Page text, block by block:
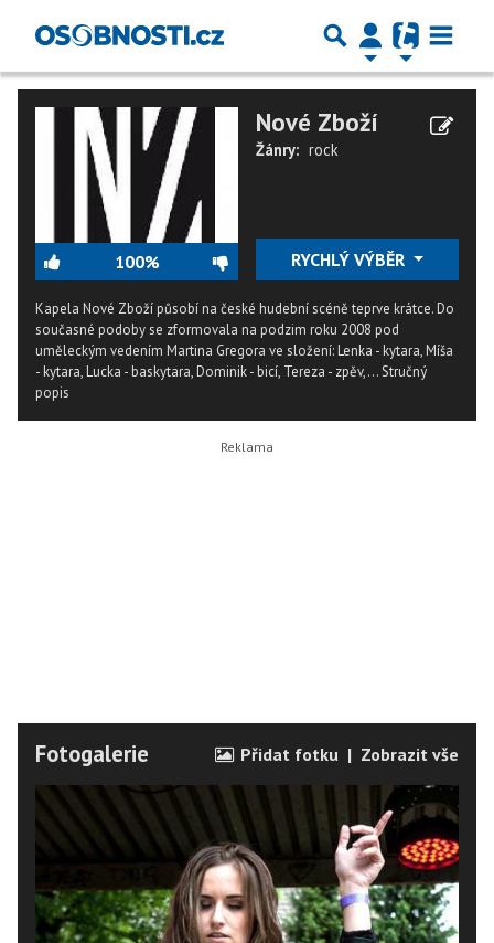
100%
Nové Zboží
Žánry: rock
RYCHLÝ VÝBĚR
Kapela Nové Zboží působí na české hudební scéně teprve krátce. Do
současné podoby se zformovala na podzim roku 2008 pod
uměleckým vedením Martina Gregora ve složení: Lenka - kytara, Míša
- kytara, Lucka - baskytara, Dominik - bicí, Tereza - zpěv,...Stručný
popis
Fotogalerie Přidat fotku | Zobrazit vše